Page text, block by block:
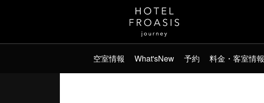
空室情報 What'sNew 予約 料金・客室情報